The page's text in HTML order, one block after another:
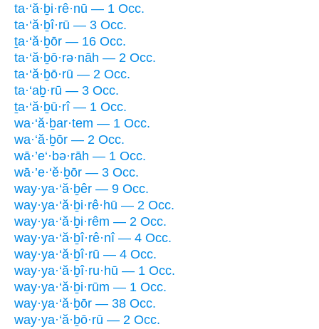
ta·‘ă·ḇi·rê·nū — 1 Occ.
ta·‘ă·ḇî·rū — 3 Occ.
ṯa·‘ă·ḇōr — 16 Occ.
ta·‘ă·ḇō·rə·nāh — 2 Occ.
ta·‘ă·ḇō·rū — 2 Occ.
ta·‘aḇ·rū — 3 Occ.
ṯa·‘ă·ḇū·rî — 1 Occ.
wa·‘ă·ḇar·tem — 1 Occ.
wa·‘ă·ḇōr — 2 Occ.
wā·’e‘·bə·rāh — 1 Occ.
wā·’e·‘ĕ·ḇōr — 3 Occ.
way·ya·‘ă·ḇêr — 9 Occ.
way·ya·‘ă·ḇi·rê·hū — 2 Occ.
way·ya·‘ă·ḇi·rêm — 2 Occ.
way·ya·‘ă·ḇî·rê·nî — 4 Occ.
way·ya·‘ă·ḇî·rū — 4 Occ.
way·ya·‘ă·ḇî·ru·hū — 1 Occ.
way·ya·‘ă·ḇi·rūm — 1 Occ.
way·ya·‘ă·ḇōr — 38 Occ.
way·ya·‘ă·ḇō·rū — 2 Occ.